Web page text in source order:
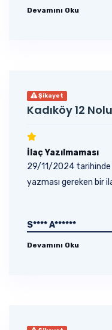
Devamını Oku
Şikayet
Kadıköy 12
İlaç Yazılmaması
29/11/2024
yazması gereken bir
S**** A******
Devamını Oku